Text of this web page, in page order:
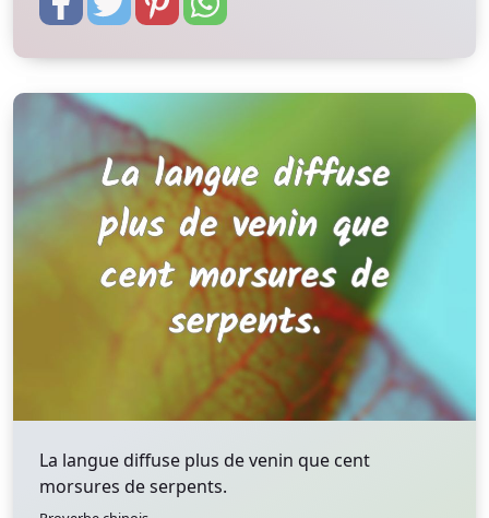
La langue diffuse plus de venin que cent
morsures de serpents.